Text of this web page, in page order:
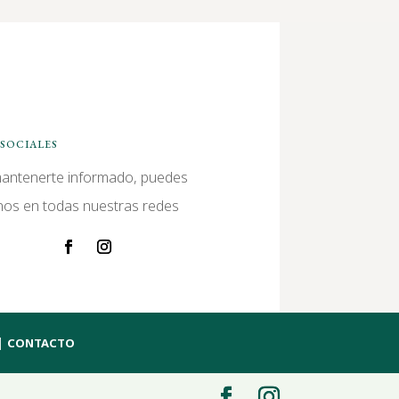
informado, puedes
en todas nuestras redes
| CONTACTO